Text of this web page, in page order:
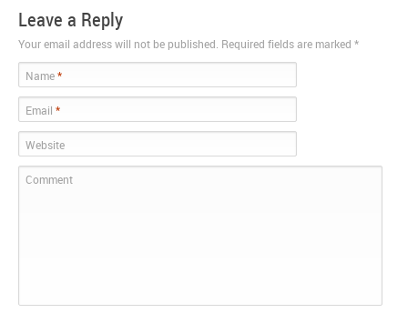
Leave a Reply
Your email address will not be published. Required fields are marked *
Name*
Email *
Website
Comment